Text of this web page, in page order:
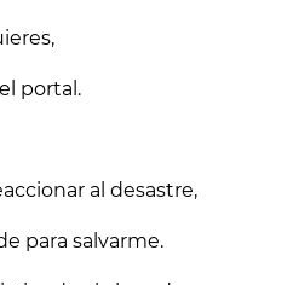
portal.
al desastre,
para salvarme.